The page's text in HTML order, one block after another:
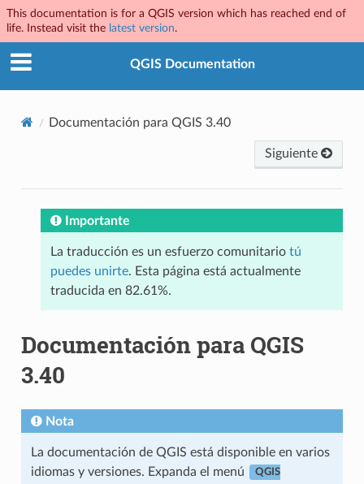
This documentation is for a QGIS version which has reached end of
life. Instead visit the latest version.
QGIS Documentation
Documentación para QGIS 3.40
Siguiente
Importante
La traducción es un esfuerzo comunitario tú
puedes unirte. Esta página está actualmente
traducida en 82.61%.
Documentación para QGIS
3.40
Nota
La documentación de QGIS está disponible en varios
idiomas y versiones. Expanda el menú
QGIS